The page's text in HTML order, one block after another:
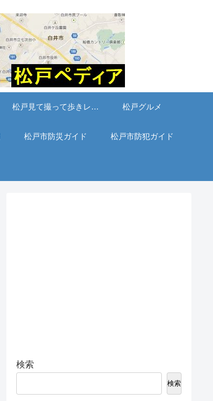
松戸見て撮って歩きレポート 松戸グルメ
松戸市防災ガイド 松戸市防犯ガイド
検索
検索